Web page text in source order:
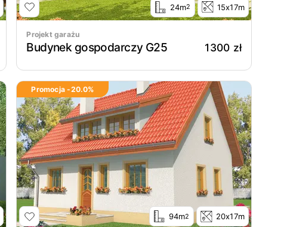
24m2 15x17m
Projekt garażu
Budynek gospodarczy G25 1300 zł
Promocja -20.0%
94m2 20x17m